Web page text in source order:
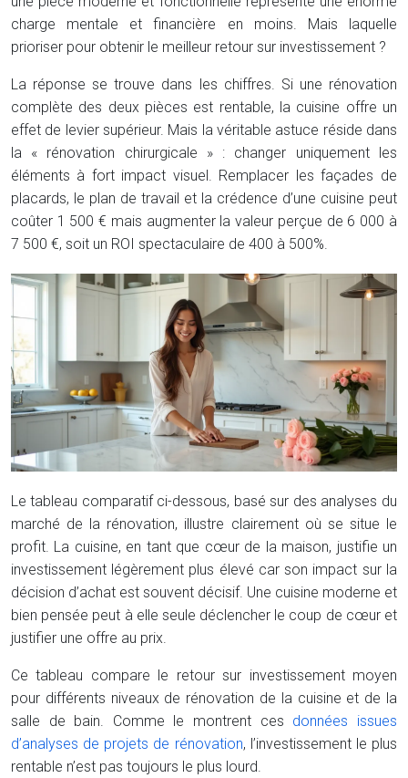
charge mentale et financière en moins. Mais laquelle
prioriser pour obtenir le meilleur retour sur investissement ?
La réponse se trouve dans les chiffres. Si une rénovation
complète des deux pièces est rentable, la cuisine offre un
effet de levier supérieur. Mais la véritable astuce réside dans
la « rénovation chirurgicale » : changer uniquement les
éléments à fort impact visuel. Remplacer les façades de
placards, le plan de travail et la crédence d’une cuisine peut
coûter 1 500 € mais augmenter la valeur perçue de 6 000 à
7 500 €, soit un ROI spectaculaire de 400 à 500%.
Le tableau comparatif ci-dessous, basé sur des analyses du
marché de la rénovation, illustre clairement où se situe le
profit. La cuisine, en tant que cœur de la maison, justifie un
investissement légèrement plus élevé car son impact sur la
décision d’achat est souvent décisif. Une cuisine moderne et
bien pensée peut à elle seule déclencher le coup de cœur et
justifier une offre au prix.
Ce tableau compare le retour sur investissement moyen
pour différents niveaux de rénovation de la cuisine et de la
salle de bain. Comme le montrent ces données issues
d’analyses de projets de rénovation, l’investissement le plus
rentable n’est pas toujours le plus lourd.